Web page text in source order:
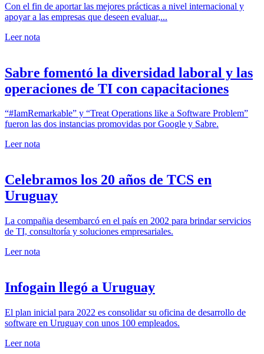
Con el fin de aportar las mejores prácticas a nivel internacional y
apoyar a las empresas que deseen evaluar,...
Leer nota
Sabre fomentó la diversidad laboral y las
operaciones de TI con capacitaciones
“#IamRemarkable” y “Treat Operations like a Software Problem”
fueron las dos instancias promovidas por Google y Sabre.
Leer nota
Celebramos los 20 años de TCS en
Uruguay
La compañia desembarcó en el país en 2002 para brindar servicios
de TI, consultoría y soluciones empresariales.
Leer nota
Infogain llegó a Uruguay
El plan inicial para 2022 es consolidar su oficina de desarrollo de
software en Uruguay con unos 100 empleados.
Leer nota